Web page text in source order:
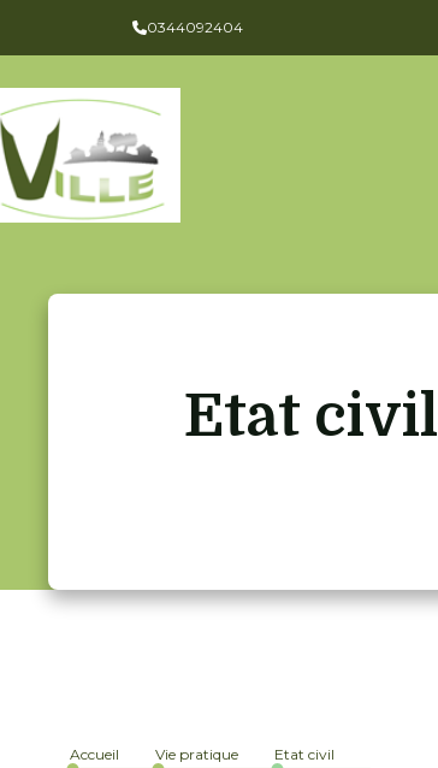
0344092404
Etat civil
Accueil Vie pratique Etat civil
Panneau de gestion des cookies